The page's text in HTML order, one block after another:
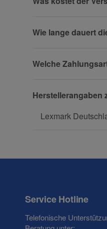
Telefon
Wie lange dauert
Welche
Herstellerangaben
Lexmark
Service Hotline
Telefonische